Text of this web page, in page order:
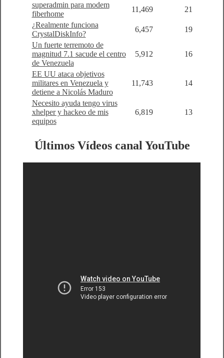
superadmin para modem
fiberhome
11,469
21
¿Realmente funciona
CrystalDiskInfo?
6,457
19
Un fuerte terremoto de
magnitud 7.1 sacude el centro
de Venezuela
5,912 16
EE UU ataca objetivos
militares en Venezuela y
detiene a Nicolás Maduro
11,743 14
Necesito ayuda tengo virus
xhelper y hackeo de mis
equipos
6,819 13
Últimos Vídeos canal YouTube